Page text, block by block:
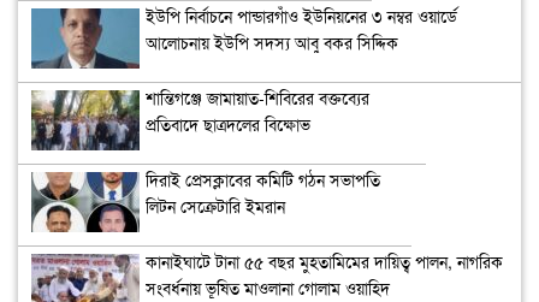
ইউপি নির্বাচনে পান্ডারগাঁও ইউনিয়নের ৩ নম্বর ওয়ার্ডে
আলোচনায় ইউপি সদস্য আবু বকর সিদ্দিক
শান্তিগঞ্জে জামায়াত-শিবিরের বক্তব্যের
প্রতিবাদে ছাত্রদলের বিক্ষোভ
দিরাই প্রেসক্লাবের কমিটি গঠন সভাপতি
লিটন সেক্রেটারি ইমরান
কানাইঘাটে টানা ৫৫ বছর মুহতামিমের দায়িত্ব পালন, নাগরিক
সংবর্ধনায় ভূষিত মাওলানা গোলাম ওয়াহিদ